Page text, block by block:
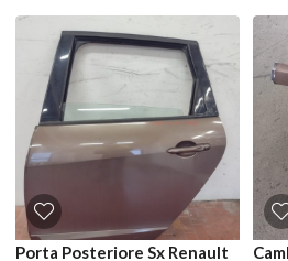
Porta Posteriore Sx Renault